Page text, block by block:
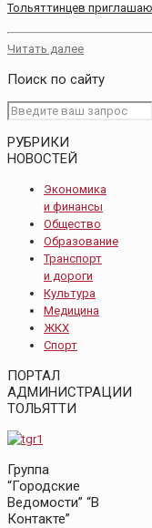
Тольяттинцев
Читать далее
Поиск по сайту
РУБРИКИ
НОВОСТЕЙ
Экономика
и финансы
Общество
Образование
Транспорт
и дороги
Культура
Медицина
ЖКХ
Спорт
ПОРТАЛ
АДМИНИСТРАЦИИ
ТОЛЬЯТТИ
Группа
“Городские
Ведомости” “В
Контакте”